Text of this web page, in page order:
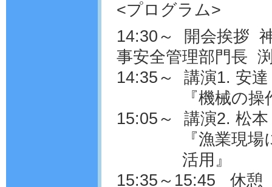
<プログラム>
14:30～ 開会挨拶
事安全管理部門長
14:35～ 講演1. 安
『機械の
15:05～ 講演2. 松
『漁業現
活用』
15:35～15:45 休憩